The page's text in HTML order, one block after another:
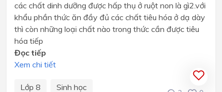
các chất dinh dưỡng được hấp thụ ở ruột non là gì2.với
khẩu phần thức ăn đầy đủ các chất tiêu hóa ở dạ dày
thì còn những loại chất nào trong thức cần được tiêu
hóa tiếp
Đọc tiếp
Xem chi tiết
Lớp 8 Sinh học